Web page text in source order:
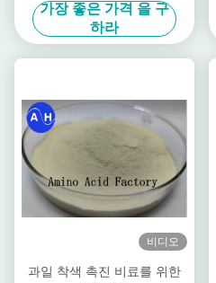
가장 좋은 가격 을 구
하라
비디오
과일 착색 촉진 비료를 위한